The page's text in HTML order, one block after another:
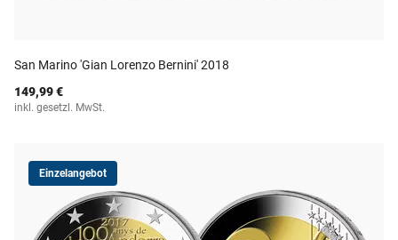
San Marino 'Gian Lorenzo Bernini' 2018
149,99 €
inkl. gesetzl. MwSt.
Einzelangebot